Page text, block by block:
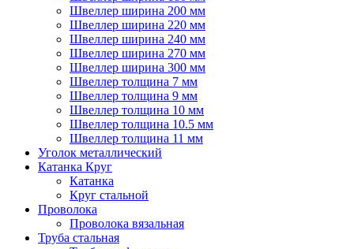
Швеллер ширина 200 мм
Швеллер ширина 220 мм
Швеллер ширина 240 мм
Швеллер ширина 270 мм
Швеллер ширина 300 мм
Швеллер толщина 7 мм
Швеллер толщина 9 мм
Швеллер толщина 10 мм
Швеллер толщина 10.5 мм
Швеллер толщина 11 мм
Уголок металлический
Катанка Круг
Катанка
Круг стальной
Проволока
Проволока вязальная
Труба стальная